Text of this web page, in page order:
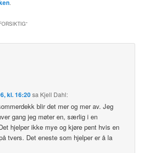
.
”
kl. 16:20sa Kjell Dahl:
blir det mer og mer av. Jeg
gang jeg møter en, særlig i en
hjelper ikke mye og kjøre pent hvis en
tvers. Det eneste som hjelper er å la